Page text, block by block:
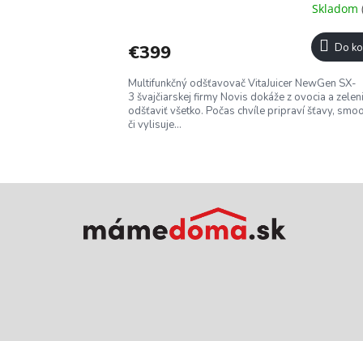
Skladom
€399 Do
Multifunkčný odšťavovač VitaJuicer NewGen SX-
3 švajčiarskej firmy Novis dokáže z ovocia a
odšťaviť všetko. Počas chvíle pripraví šťavy,
či vylisuje...